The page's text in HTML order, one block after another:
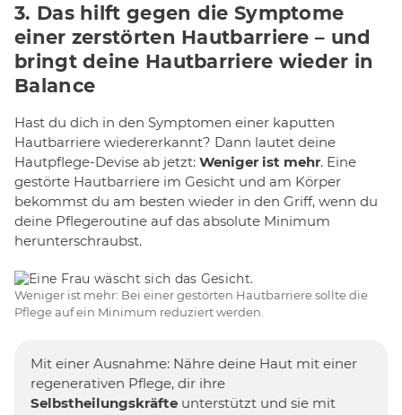
3. Das hilft gegen die Symptome
einer zerstörten Hautbarriere – und
bringt deine Hautbarriere wieder in
Balance
Hast du dich in den Symptomen einer kaputten
Hautbarriere wiedererkannt? Dann lautet deine
Hautpflege-Devise ab jetzt: Weniger ist mehr. Eine
gestörte Hautbarriere im Gesicht und am Körper
bekommst du am besten wieder in den Griff, wenn du
deine Pflegeroutine auf das absolute Minimum
herunterschraubst.
Weniger ist mehr: Bei einer gestörten Hautbarriere sollte die
Pflege auf ein Minimum reduziert werden.
Mit einer Ausnahme: Nähre deine Haut mit einer
regenerativen Pflege, dir ihre
Selbstheilungskräfte unterstützt und sie mit